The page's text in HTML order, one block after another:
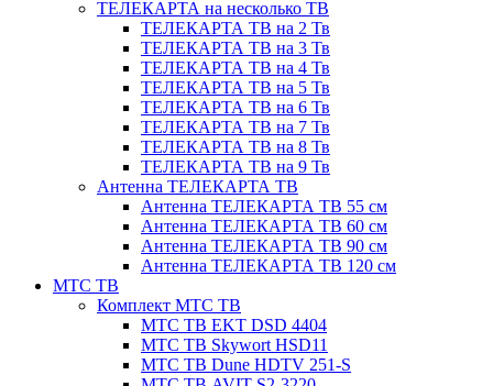
ТЕЛЕКАРТА на несколько ТВ
ТЕЛЕКАРТА ТВ на 2 Тв
ТЕЛЕКАРТА ТВ на 3 Тв
ТЕЛЕКАРТА ТВ на 4 Тв
ТЕЛЕКАРТА ТВ на 5 Тв
ТЕЛЕКАРТА ТВ на 6 Тв
ТЕЛЕКАРТА ТВ на 7 Тв
ТЕЛЕКАРТА ТВ на 8 Тв
ТЕЛЕКАРТА ТВ на 9 Тв
Антенна ТЕЛЕКАРТА ТВ
Антенна ТЕЛЕКАРТА ТВ 55 см
Антенна ТЕЛЕКАРТА ТВ 60 см
Антенна ТЕЛЕКАРТА ТВ 90 см
Антенна ТЕЛЕКАРТА ТВ 120 см
МТС ТВ
Комплект МТС ТВ
МТС ТВ EKT DSD 4404
МТС ТВ Skywort HSD11
МТС ТВ Dune HDTV 251-S